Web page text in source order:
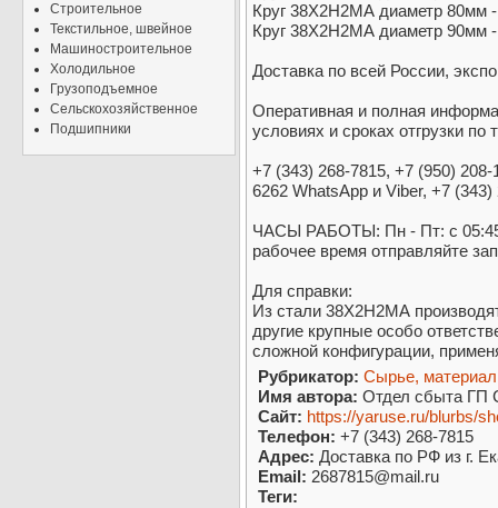
Строительное
Текстильное, швейное
Машиностроительное
Холодильное
Грузоподъемное
Сельскохозяйственное
Подшипники
Круг 38Х2Н2МА диаметр 80мм -
Круг 38Х2Н2МА диаметр 90мм -
Доставка по всей России,
Оперативная и полная
условиях и сроках отгрузки
+7 (343) 268-7815, +7 (950)
6262 WhatsApp и Viber, +7 (343)
ЧАСЫ РАБОТЫ: Пн - Пт: с 05:45
рабочее время отправляйте
Для справки:
Из стали 38Х2Н2МА
другие крупные особо
сложной конфигурации,
Рубрикатор: Сырье,
Имя автора: Отдел сбыта ГП
Сайт: https://yaruse.ru/blurbs/
Телефон: +7 (343) 268-7815
Адрес: Доставка по РФ из г.
Email: 2687815@mail.ru
Теги: